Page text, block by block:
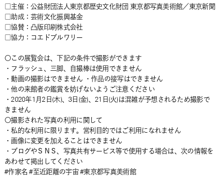
□主催：公益財団法人東京都歴史文化財団 東京都写真美術館／東京新聞
□助成：芸術文化振興基金
□協賛：凸版印刷株式会社
□協力：コエドブルワリー
〇この展覧会は、下記の条件で撮影ができます
・フラッシュ、三脚、自撮棒は使用できません
・動画の撮影はできません ・作品の接写はできません
・他の来館者の鑑賞を妨げないようご注意ください
・2020年1月2日(木)、3日(金)、21日(火)は混雑が予想されるため撮影で
きません
〇撮影された写真の利用に関して
・私的な利用に限ります。営利目的ではご利用になれません
・画像に変更を加えることはできません
・ブログやＳＮＳ、写真共有サービス等で使用する場合は、次の情報を
あわせて掲出してください
#作家名 #至近距離の宇宙 #東京都写真美術館